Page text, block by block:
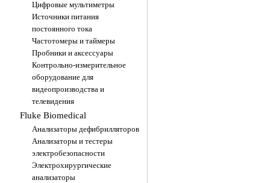
Цифровые мультиметры
Источники питания
постоянного тока
Частотомеры и таймеры
Пробники и аксессуары
Контрольно-измерительное
оборудование для
видеопроизводства и
телевидения
Fluke Biomedical
Анализаторы дефибрилляторов
Анализаторы и тестеры
электробезопасности
Электрохирургические
анализаторы